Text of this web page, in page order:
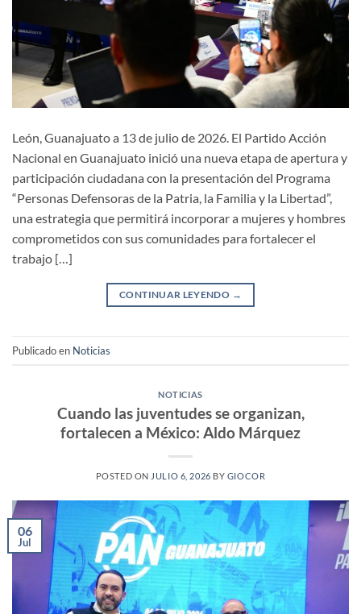
León, Guanajuato a 13 de julio de 2026. El Partido Acción
Nacional en Guanajuato inició una nueva etapa de apertura y
participación ciudadana con la presentación del Programa
“Personas Defensoras de la Patria, la Familia y la Libertad”,
una estrategia que permitirá incorporar a mujeres y hombres
comprometidos con sus comunidades para fortalecer el
trabajo […]
CONTINUAR LEYENDO →
Publicado en Noticias
NOTICIAS
Cuando las juventudes se organizan,
fortalecen a México: Aldo Márquez
POSTED ON JULIO 6, 2026 BY GIOCOR
06
Jul